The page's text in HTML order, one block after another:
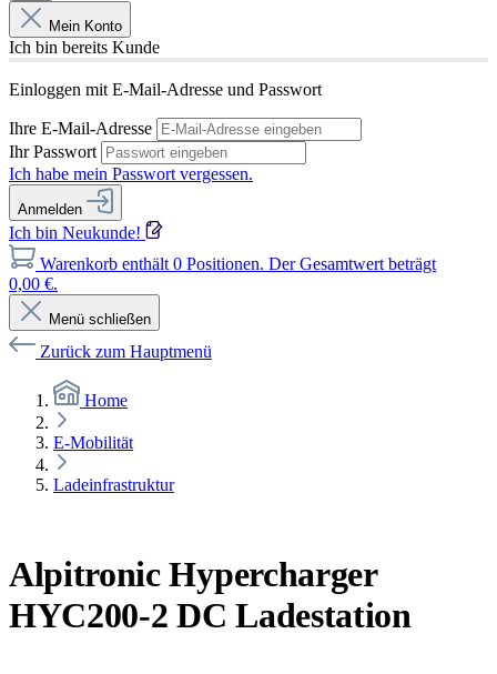
Mein Konto
Ich bin bereits Kunde
Einloggen mit E-Mail-Adresse und Passwort
Ihre E-Mail-Adresse
Ihr Passwort
Ich habe mein Passwort vergessen.
Anmelden
Ich bin Neukunde!
Warenkorb enthält 0 Positionen. Der Gesamtwert beträgt
0,00 €.
Menü schließen
Zurück zum Hauptmenü
Home
E-Mobilität
Ladeinfrastruktur
Alpitronic Hypercharger
HYC200-2 DC Ladestation